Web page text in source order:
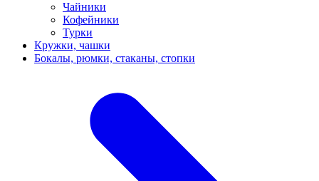
Чайники
Кофейники
Турки
Кружки, чашки
Бокалы, рюмки, стаканы, стопки